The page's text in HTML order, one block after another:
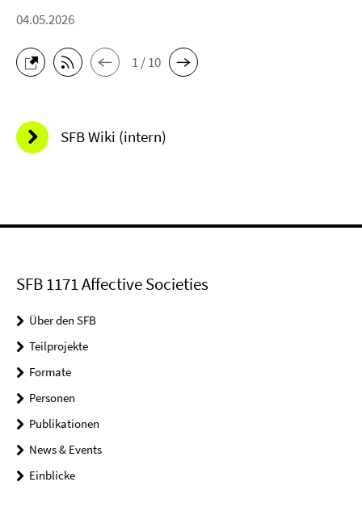
04.05.2026
1 / 10
SFB Wiki (intern)
SFB 1171 Affective Societies
Über den SFB
Teilprojekte
Formate
Personen
Publikationen
News & Events
Einblicke